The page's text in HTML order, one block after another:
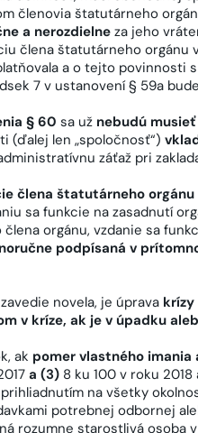
členovia štatutárneho
a nerozdielne za jeho
člena štatutárneho
a o tejto povinnosti
7 v ustanovení § 59a bude
§ 60 sa už nebudú
(ďalej len „spoločnosť“)
záťaž pri
člena štatutárneho orgánu
sa funkcie na zasadnutí
orgánu, vzdanie sa
podpísaná v
novela, je úprava krízy
v kríze, ak je v úpadku
ak pomer vlastného imania
a (3) 8 ku 100 v roku
na všetky
potrebnej odbornej
rozumne starostlivá osoba